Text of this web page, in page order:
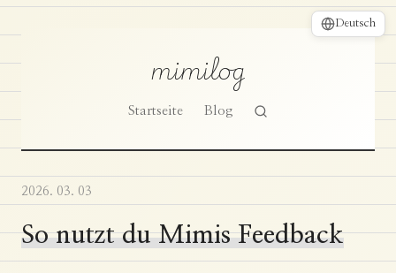
Deutsch
mimilog
Startseite Blog
2026. 03. 03
So nutzt du Mimis Feedback